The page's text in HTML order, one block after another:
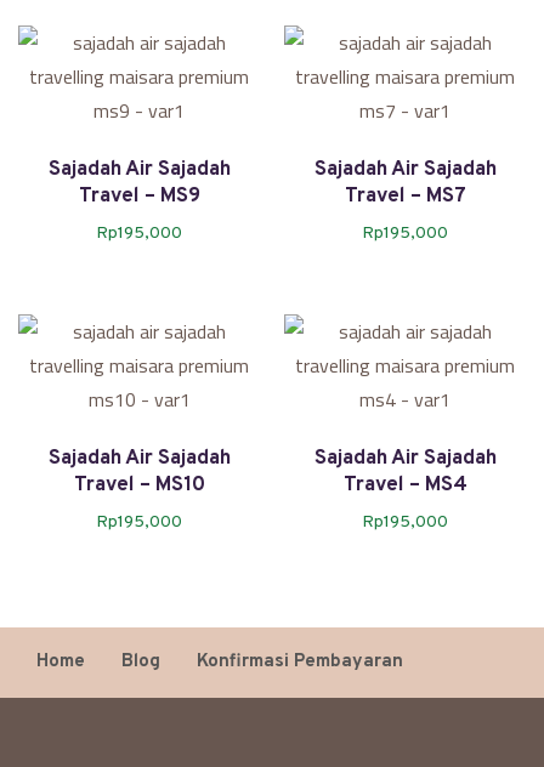
Sajadah Air Sajadah
Travel – MS9
Rp195,000
Sajadah Air Sajadah
Travel – MS7
Rp195,000
Sajadah Air Sajadah
Travel – MS10
Rp195,000
Sajadah Air Sajadah
Travel – MS4
Rp195,000
Home Blog Konfirmasi Pembayaran